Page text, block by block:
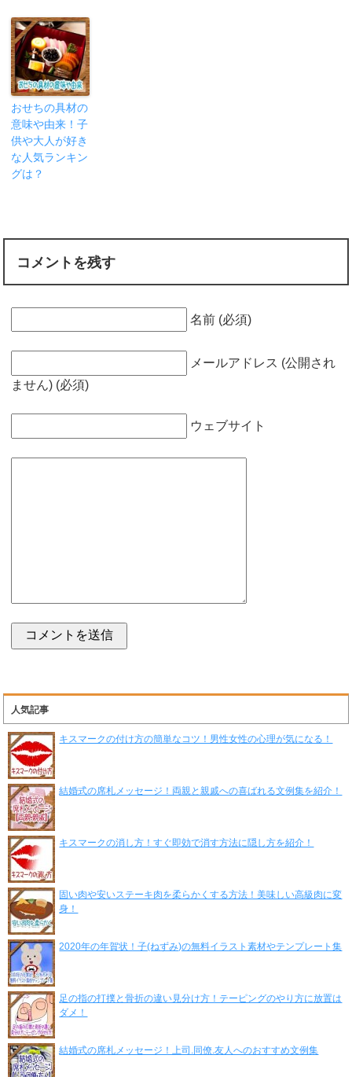
おせちの具材の
意味や由来！子
供や大人が好き
な人気ランキン
グは？
コメントを残す
名前 (必須)
メールアドレス (公開され
ません) (必須)
ウェブサイト
人気記事
キスマークの付け方の簡単なコツ！男性女性の心理が気になる！
結婚式の席札メッセージ！両親と親戚への喜ばれる文例集を紹介！
キスマークの消し方！すぐ即効で消す方法に隠し方を紹介！
固い肉や安いステーキ肉を柔らかくする方法！美味しい高級肉に変
身！
2020年の年賀状！子(ねずみ)の無料イラスト素材やテンプレート集
足の指の打撲と骨折の違い見分け方！テーピングのやり方に放置は
ダメ！
結婚式の席札メッセージ！上司.同僚.友人へのおすすめ文例集